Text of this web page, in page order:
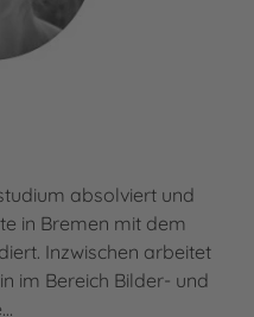
absolviert und
in Bremen mit dem
Inzwischen arbeitet
im Bereich Bilder- und